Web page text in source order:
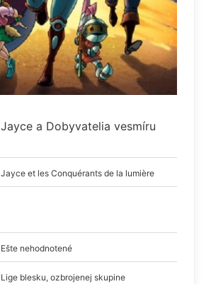
Jayce a Dobyvatelia vesmíru
Jayce et les Conquérants de la lumière
Ešte nehodnotené
Lige blesku, ozbrojenej skupine